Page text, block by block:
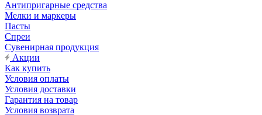
Антипригарные средства
Мелки и маркеры
Пасты
Спреи
Сувенирная продукция
Акции
Как купить
Условия оплаты
Условия доставки
Гарантия на товар
Условия возврата